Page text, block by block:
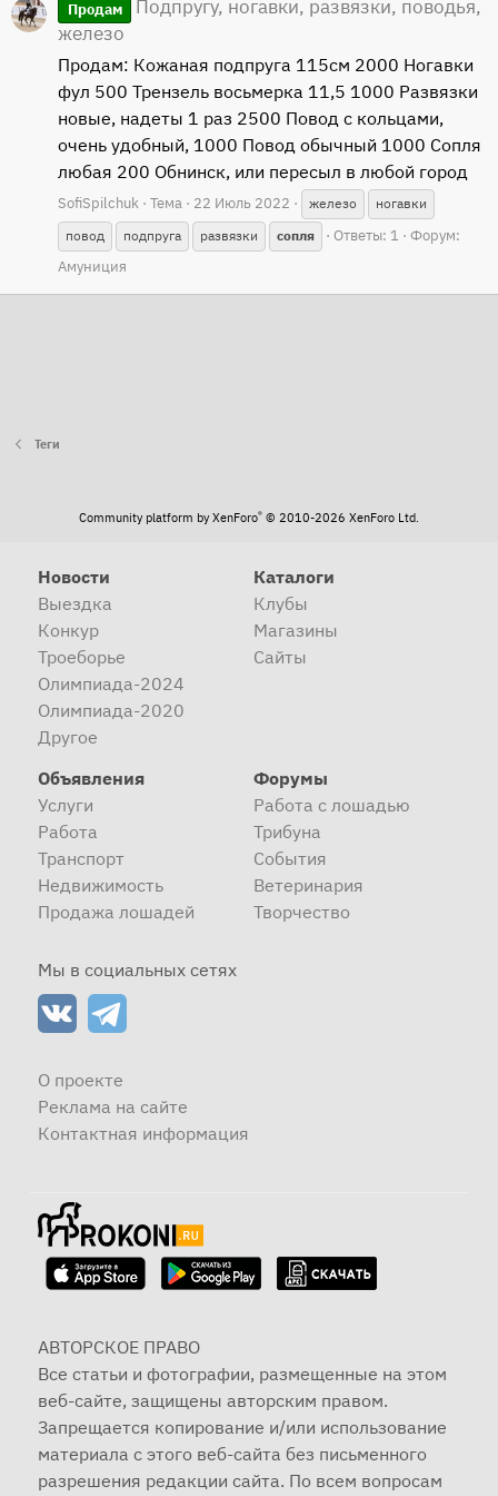
Продам
Подпругу, ногавки, развязки, поводья,
железо
Продам: Кожаная подпруга 115см 2000 Ногавки
фул 500 Трензель восьмерка 11,5 1000 Развязки
новые, надеты 1 раз 2500 Повод с кольцами,
очень удобный, 1000 Повод обычный 1000 Сопля
любая 200 Обнинск, или пересыл в любой город
SofiSpilchuk Тема 22 Июль 2022 железо
ногавки
повод
подпруга развязки сопля Ответы: 1
Форум:
Амуниция
Теги
Community platform by XenForo® © 2010-2026 XenForo Ltd.
Новости
Выездка
Конкур
Троеборье
Олимпиада-2024
Олимпиада-2020
Другое
Каталоги
Клубы
Магазины
Сайты
Объявления
Услуги
Работа
Транспорт
Недвижимость
Продажа лошадей
Форумы
Работа с лошадью
Трибуна
События
Ветеринария
Творчество
Мы в социальных сетях
О проекте
Реклама на сайте
Контактная информация
АВТОРСКОЕ ПРАВО
Все статьи и фотографии, размещенные на этом
веб-сайте, защищены авторским правом.
Запрещается копирование и/или использование
материала с этого веб-сайта без письменного
разрешения редакции сайта. По всем вопросам